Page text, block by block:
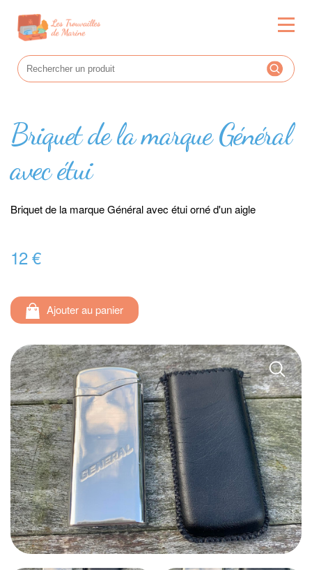
Briquet de la marque Général
avec étui
Briquet de la marque Général avec étui orné d'un aigle
12 €
Ajouter au panier